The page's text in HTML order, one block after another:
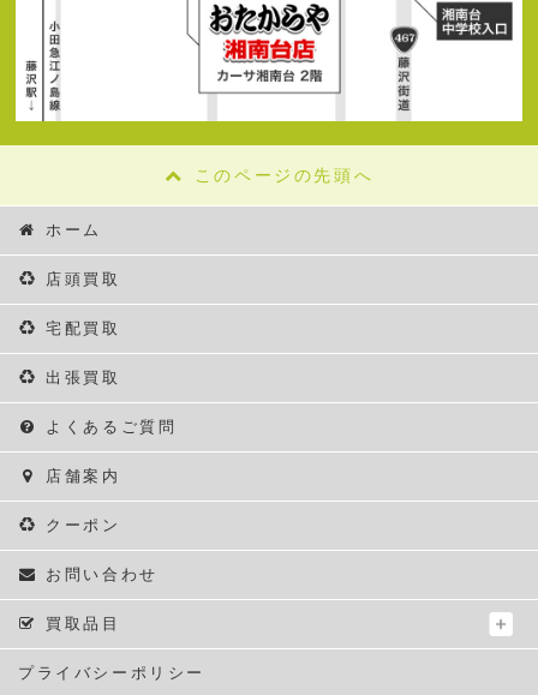
このページの先頭へ
ホーム
店頭買取
宅配買取
出張買取
よくあるご質問
店舗案内
クーポン
お問い合わせ
買取品目
プライバシーポリシー